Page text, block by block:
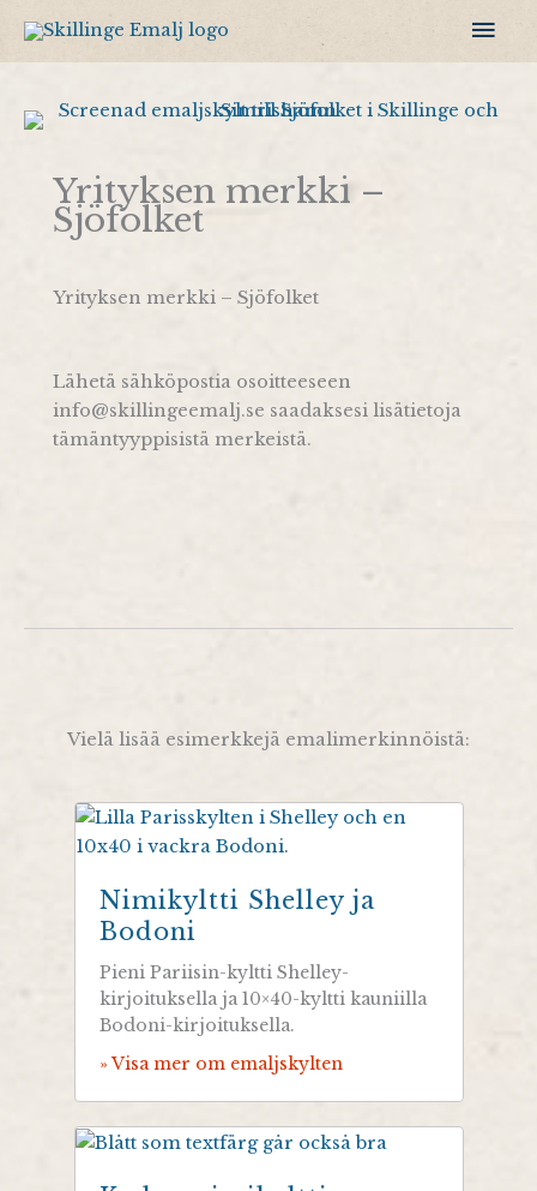
sisältöön
Yrityksen merkki –
Sjöfolket
Yrityksen merkki – Sjöfolket
Lähetä sähköpostia osoitteeseen
info@skillingeemalj.se saadaksesi lisätietoja
tämäntyyppisistä merkeistä.
Vielä lisää esimerkkejä emalimerkinnöistä:
Nimikyltti Shelley ja
Bodoni
Pieni Pariisin-kyltti Shelley-
kirjoituksella ja 10×40-kyltti kauniilla
Bodoni-kirjoituksella.
» Visa mer om emaljskylten